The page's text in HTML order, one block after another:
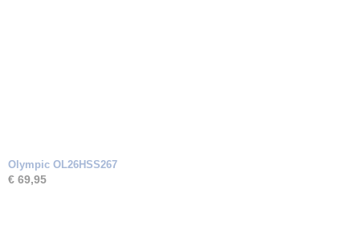
Olympic OL26HSS267
€ 69,95